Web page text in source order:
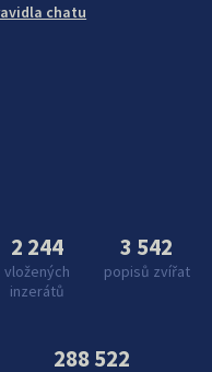
chatu
2 244
vložených
inzerátů
3 542
popisů zvířat
288 522